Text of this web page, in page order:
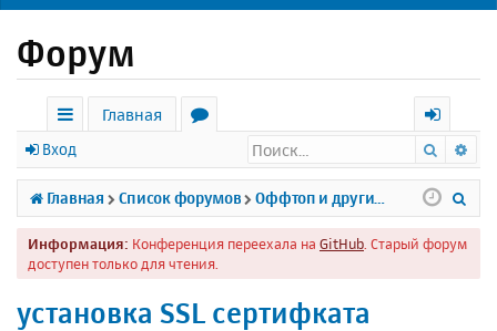
Форум
с
ы
л
к
Главная
р
у
м
х
о
д
Вход Поиск
Главная Список форумов
Информация: Конференция переехала на GitHub . Старый форум
доступен только для чтения.
установка SSL сертифката